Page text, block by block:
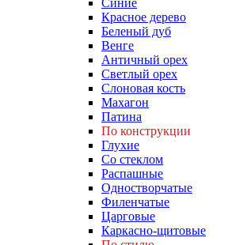
Синие
Красное дерево
Беленый дуб
Венге
Античный орех
Светлый орех
Слоновая кость
Махагон
Патина
По конструкции
Глухие
Со стеклом
Распашные
Одностворчатые
Филенчатые
Царговые
Каркасно-щитовые